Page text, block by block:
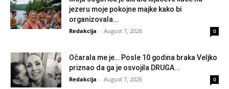
jezeru moje pokojne majke kako bi
organizovala...
Redakcija - August 7, 2026 0
Očarala me je… Posle 10 godina braka Veljko
priznao da ga je osvojila DRUGA...
Redakcija - August 7, 2026 0